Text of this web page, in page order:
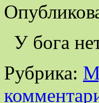
У бога
Рубрика: